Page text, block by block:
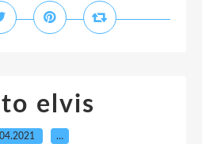
elvis
…